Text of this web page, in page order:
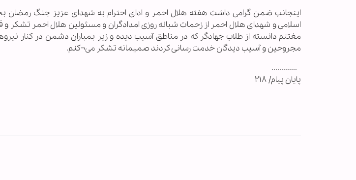
اینجانب ضمن گرامی داشت هفته هلال احمر و ادای احترام به شهدای عزیز جنگ رمضان
اسلامی و شهدای هلال احمر از زحمات شبانه روزی امدادگران و مسئولین هلال احمر تشکر
مغتنم دانسته از طلاب جهادگر که در مناطق آسیب دیده و زیر بمباران دشمن در کنار
مجروحین و آسیب دیدگان خدمت رسانی کردند صمیمانه تشکر می¬کنم.
.............
پایان پیام/ ۲۱۸